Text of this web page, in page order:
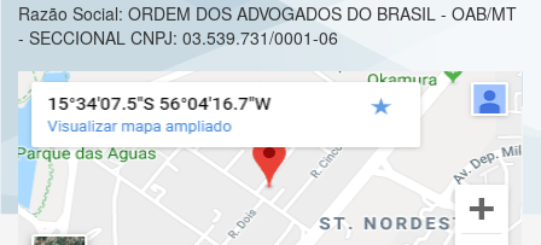
Razão Social: ORDEM DOS ADVOGADOS DO BRASIL - OAB/MT
- SECCIONAL CNPJ: 03.539.731/0001-06